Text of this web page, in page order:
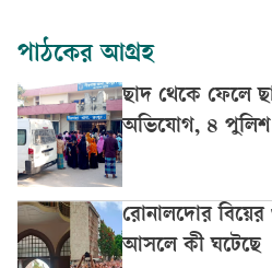
পাঠকের আগ্রহ
ছাদ থেকে ফেলে
অভিযোগ, ৪ পুলিশ
রোনালদোর বিয়ের
আসলে কী ঘটেছে